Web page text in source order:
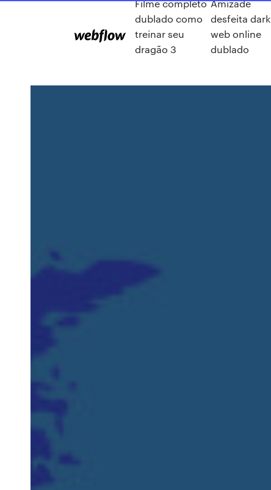
Filme completo
dublado como
treinar seu
dragão 3
Amizade
desfeita dark
web online
dublado